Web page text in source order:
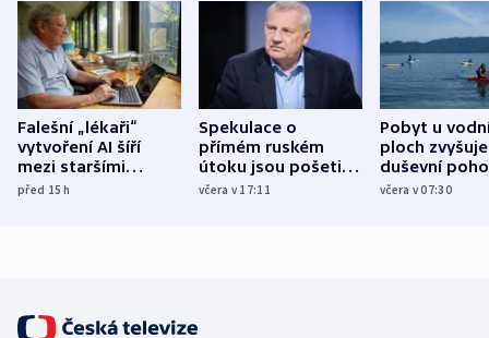
Falešní „lékaři“
vytvoření AI šíří
mezi staršími
Poláky nebezpečné
před 15h
Spekulace o
přímém ruském
útoku jsou pošetilé,
míní estonský
včera v 17:11
Pobyt u
ploch zvyšuje
duševní
ukázala
včera v 07:30